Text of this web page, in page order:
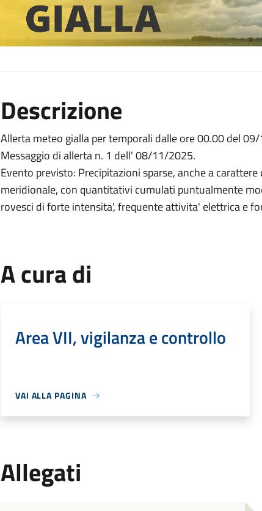
Descrizione
Allerta meteo gialla per temporali dalle ore 00.00 del
Messaggio di allerta n. 1 dell' 08/11/2025.
Evento previsto: Precipitazioni sparse, anche a
meridionale, con quantitativi cumulati puntualmente
rovesci di forte intensita', frequente attivita' elettrica e
A cura di
Area VII, vigilanza e controllo
VAI ALLA PAGINA
Allegati